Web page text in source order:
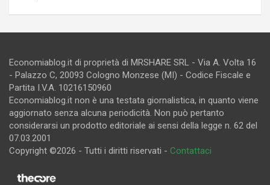
Economiablog.it di proprietà di MRSHARE SRL - Via A. Volta 16
- Palazzo C, 20093 Cologno Monzese (MI) - Codice Fiscale e
Partita I.V.A. 10216150960
Economiablog.it non è una testata giornalistica, in quanto viene
aggiornato senza alcuna periodicità. Non può pertanto
considerarsi un prodotto editoriale ai sensi della legge n. 62 del
07.03.2001
Copyright ©2026 - Tutti i diritti riservati - Contattaci